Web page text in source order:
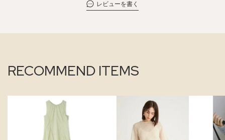
レビューを書く
RECOMMEND ITEMS